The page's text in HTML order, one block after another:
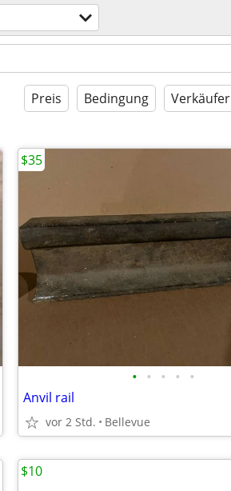
Preis Bedingung Verkäufer
• • • • •
Anvil rail
vor 2 Std. Bellevue
$35
$10